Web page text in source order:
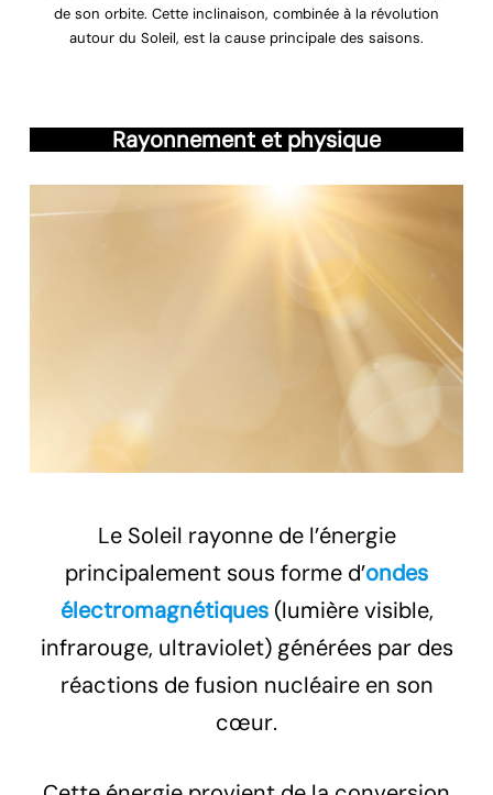
de son orbite. Cette inclinaison, combinée à la révolution
autour du Soleil, est la cause principale des saisons.
Rayonnement et physique
Le Soleil rayonne de l’énergie
principalement sous forme d’ondes
électromagnétiques(lumière visible,
infrarouge, ultraviolet) générées par des
réactions de fusion nucléaire en son
cœur.